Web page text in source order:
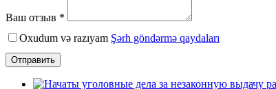
Ваш отзыв *
Oxudum və razıyam Şərh göndərmə qaydaları
Отправить